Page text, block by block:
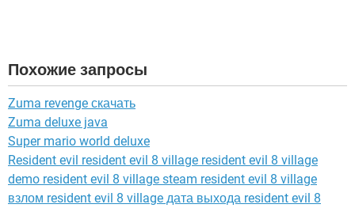
Похожие запросы
Zuma revenge скачать
Zuma deluxe java
Super mario world deluxe
Resident evil resident evil 8 village resident evil 8 village
demo resident evil 8 village steam resident evil 8 village
взлом resident evil 8 village дата выхода resident evil 8